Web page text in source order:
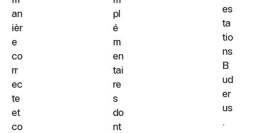
an
ièr
e
co
rr
ec
te
et
co
pl
é
m
en
tai
re
s
do
nt
es
ta
tio
ns
B
ud
er
us
.